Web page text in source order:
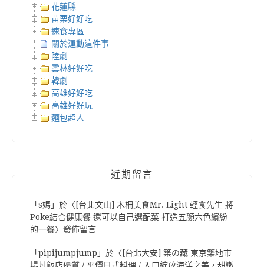
花蓮縣
苗栗好好吃
速食專區
關於運動這件事
陸劇
雲林好好吃
韓劇
高雄好好吃
高雄好好玩
麵包超人
近期留言
「s媽 」於〈 [台北文山] 木柵美食Mr. Light 輕食先生 將
Poke結合健康餐 還可以自己選配菜 打造五顏六色繽紛
的一餐〉發佈留言
「pipijumpjump 」於〈 [台北大安] 築の藏 東京築地市